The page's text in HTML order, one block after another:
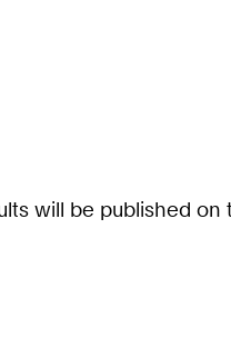
will be published on